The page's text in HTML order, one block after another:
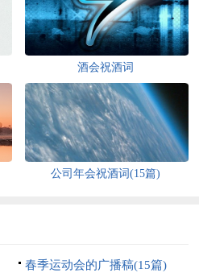
酒会祝酒词
公司年会祝酒词(15篇)
春季运动会的广播稿(15篇)